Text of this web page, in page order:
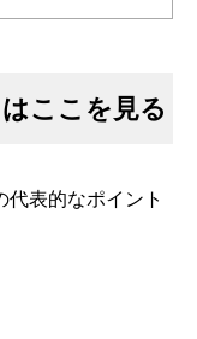
ここを見る
代表的なポイント